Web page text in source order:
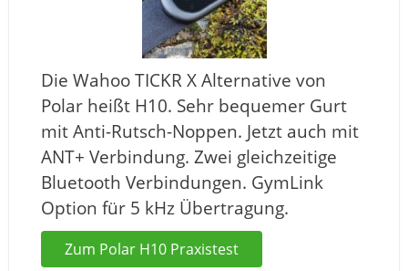
Die Wahoo TICKR X Alternative von
Polar heißt H10. Sehr bequemer Gurt
mit Anti-Rutsch-Noppen. Jetzt auch mit
ANT+ Verbindung. Zwei gleichzeitige
Bluetooth Verbindungen. GymLink
Option für 5 kHz Übertragung.
Zum Polar H10 Praxistest